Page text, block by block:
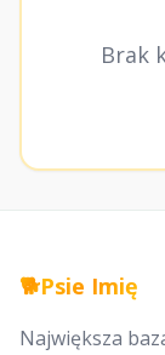
Brak
🐕Psie Imię
Największa